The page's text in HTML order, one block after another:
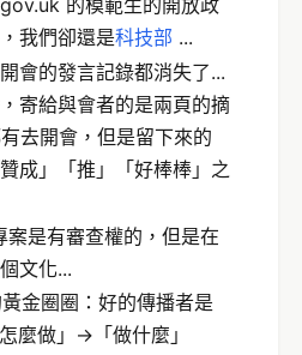
的模範生的開放政
我們卻還是科技部 ...
會的發言記錄都消失了...
寄給與會者的是兩頁的摘
去開會，但是留下來的
成」「推」「好棒棒」之
是有審查權的，但是在
文化...
金圈圈：好的傳播者是
麼做」->「做什麼」